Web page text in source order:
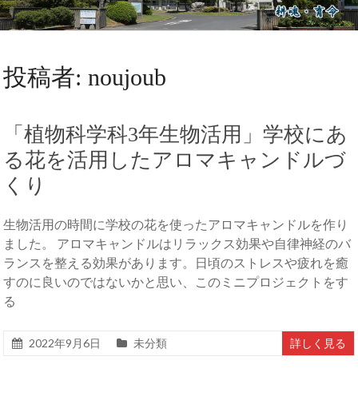
投稿者:noujoub
「植物科学科3年生物活用」学校にあ
る花を活用したアロマキャンドルづ
くり
生物活用の時間に学校の花を使ったアロマキャンドルを作り
ました。 アロマキャンドルはリラックス効果や自律神経のバ
ランスを整える効果があります。日頃のストレスや疲れを癒
すのに良いのではないかと思い、このミニプロジェクトをす
る
2022年9月6日 未分類 詳しく見る